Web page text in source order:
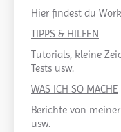
Hier findest du
TIPPS & HILFEN
Tutorials, kleine
Tests usw.
WAS ICH SO MACHE
Berichte von
usw.